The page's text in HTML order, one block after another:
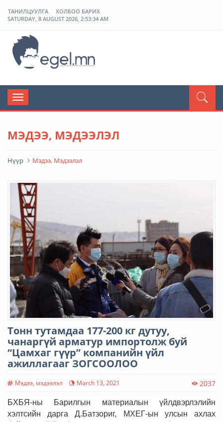
ТАНИЛЦУУЛГА
ХОЛБОО БАРИХ
SATURDAY, 8 AUGUST 2026, 2:53:35 AM
Toggle
navigation
МЭДЭЭ, МЭДЭЭЛЭЛ
Нүүр Мэдээ, Мэдээлэл
Тонн тутамдаа 177-200 кг дутуу,
чанаргүй арматур импортолж буй
“Цамхаг гүүр” компанийн үйл
ажиллагааг ЗОГСООЛОО
Мэдээ, мэдээлэл March 13, 2021 2037
БХБЯ-ны Барилгын материалын үйлдвэрлэлийн
хэлтсийн дарга Д.Батзориг, МХЕГ-ын улсын ахлах